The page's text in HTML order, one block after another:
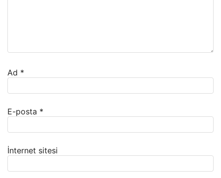
Ad *
E-posta *
İnternet sitesi